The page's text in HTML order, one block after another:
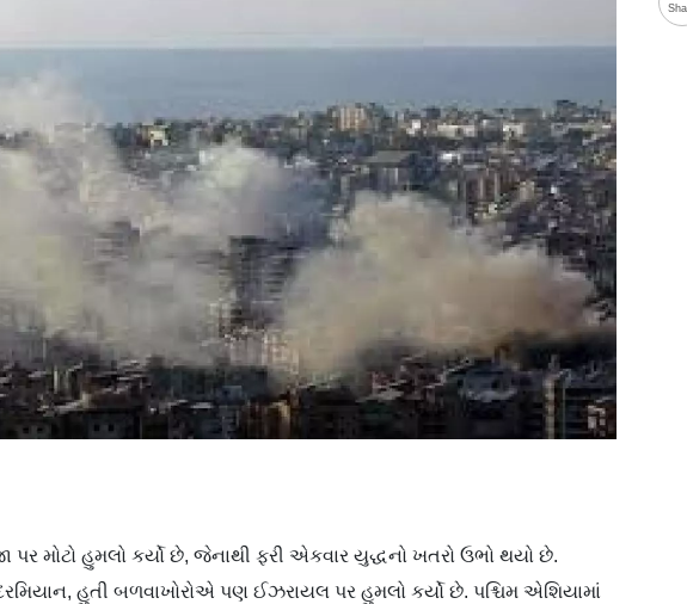
મોટો હુમલો કર્યો છે, જેનાથી ફરી એકવાર યુદ્ધનો ખતરો ઉભો થયો છે.
હુતી બળવાખોરોએ પણ ઈઝરાયલ પર હુમલો કર્યો છે. પશ્ચિમ એશિયામાં